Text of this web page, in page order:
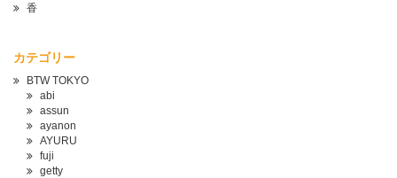
香
カテゴリー
BTW TOKYO
abi
assun
ayanon
AYURU
fuji
getty